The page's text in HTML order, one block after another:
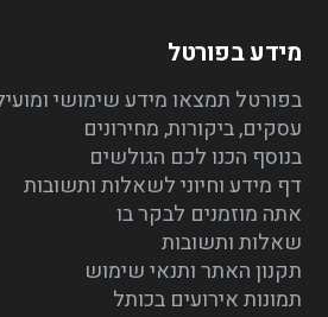
מידע בפורטל
בפורטל תמצאו מידע שימושי ומועיל
עסקים, ביקורות, מחירונים
בנוסף הכנו לכם הגולשים
דף מידע וחיוני לשאלות ותשובות
אתה מוזמנים לבקר בו
שאלות ותשובות
תקנון האתר ותנאי שימוש
תמונות אירועים בכותל